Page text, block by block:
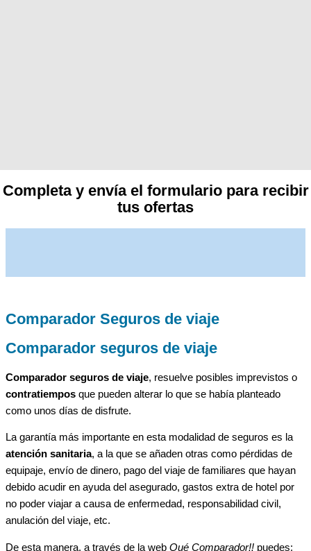
Completa y envía el formulario para recibir
tus ofertas
Comparador Seguros de viaje
Comparador seguros de viaje
Comparador seguros de viaje, resuelve posibles imprevistos o
contratiempos que pueden alterar lo que se había planteado
como unos días de disfrute.
La garantía más importante en esta modalidad de seguros es la
atención sanitaria, a la que se añaden otras como pérdidas de
equipaje, envío de dinero, pago del viaje de familiares que hayan
debido acudir en ayuda del asegurado, gastos extra de hotel por
no poder viajar a causa de enfermedad, responsabilidad civil,
anulación del viaje, etc.
De esta manera, a través de la web Qué Comparador!! puedes: